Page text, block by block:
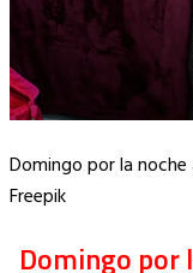
Domingo por la
Freepik
Domingo por